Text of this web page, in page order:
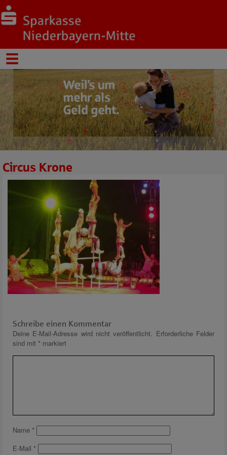
Circus Krone
Schreibe einen Kommentar
Deine E-Mail-Adresse wird nicht veröffentlicht. Erforderliche Felder
sind mit * markiert
Name *
E-Mail *